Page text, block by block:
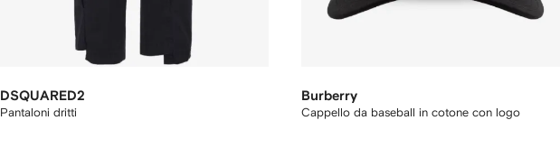
DSQUARED2
Pantaloni dritti
Burberry
Cappello da baseball in cotone con logo